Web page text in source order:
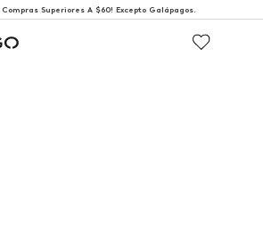
Compras Superiores A $60! Excepto Galápagos.